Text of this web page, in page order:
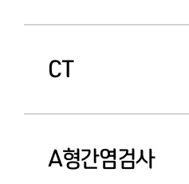
CT
A형간염검사